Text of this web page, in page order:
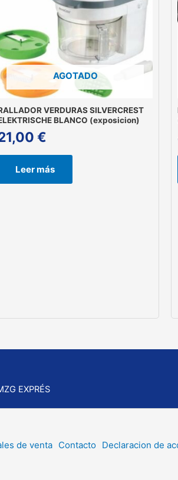
AGOTADO
VERDURAS SILVERCREST
BLANCO (exposicion)
€
Leer más
EXPRÉS
de venta Contacto Declaracion de